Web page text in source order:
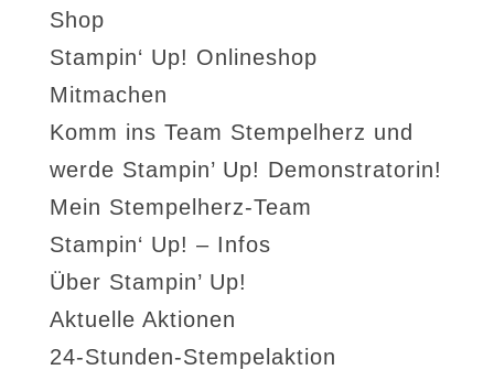
Shop
Stampin‘ Up! Onlineshop
Mitmachen
Komm ins Team Stempelherz und
werde Stampin’ Up! Demonstratorin!
Mein Stempelherz-Team
Stampin‘ Up! – Infos
Über Stampin’ Up!
Aktuelle Aktionen
24-Stunden-Stempelaktion